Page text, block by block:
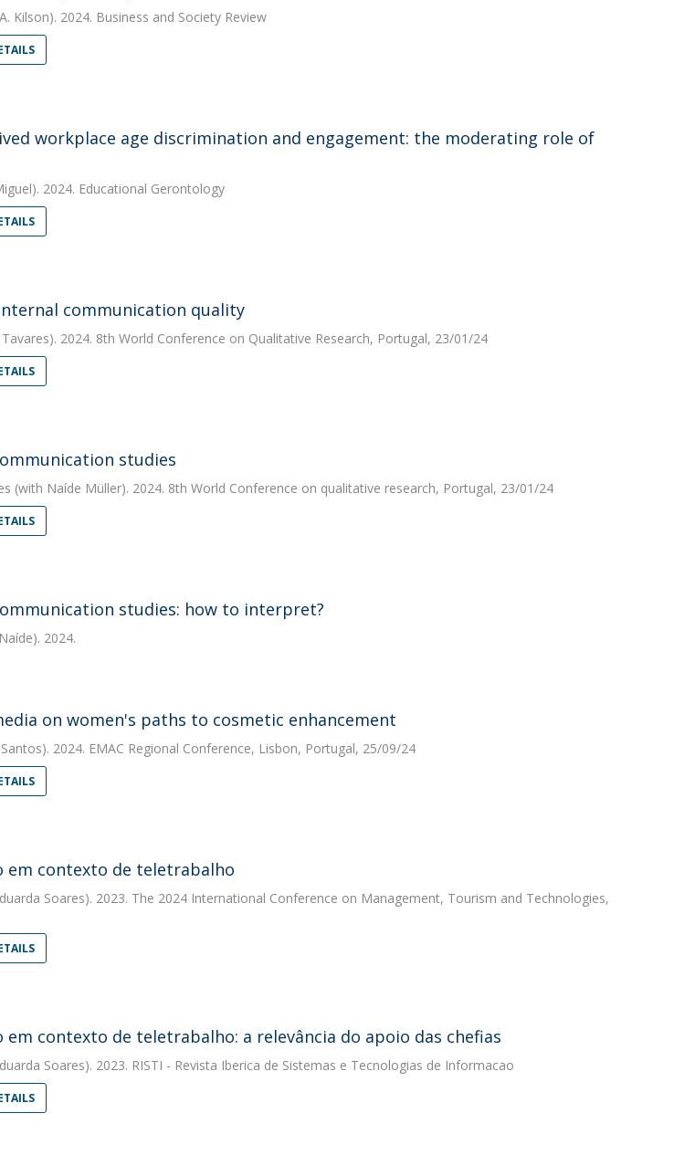
Kilson). 2024. Business and Society Review
workplace age discrimination and engagement: the moderating role of
2024. Educational Gerontology
communication quality
2024. 8th World Conference on Qualitative Research, Portugal, 23/01/24
studies
(with Naíde Müller). 2024. 8th World Conference on qualitative research, Portugal, 23/01/24
studies: how to interpret?
2024.
on women's paths to cosmetic enhancement
2024. EMAC Regional Conference, Lisbon, Portugal, 25/09/24
em contexto de teletrabalho
Soares). 2023. The 2024 International Conference on Management, Tourism and Technologies,
em contexto de teletrabalho: a relevância do apoio das chefias
Soares). 2023. RISTI - Revista Iberica de Sistemas e Tecnologias de Informacao